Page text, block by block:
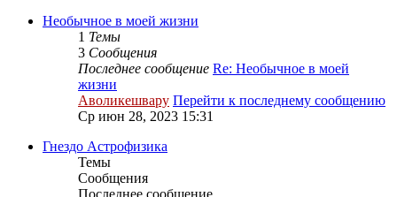
Необычное в моей жизни
1 Темы
3 Сообщения
Последнее сообщение Re: Необычное в моей
жизни
Аволикешвару Перейти к последнему сообщению
Ср июн 28, 2023 15:31
Гнездо Астрофизика
Темы
Сообщения